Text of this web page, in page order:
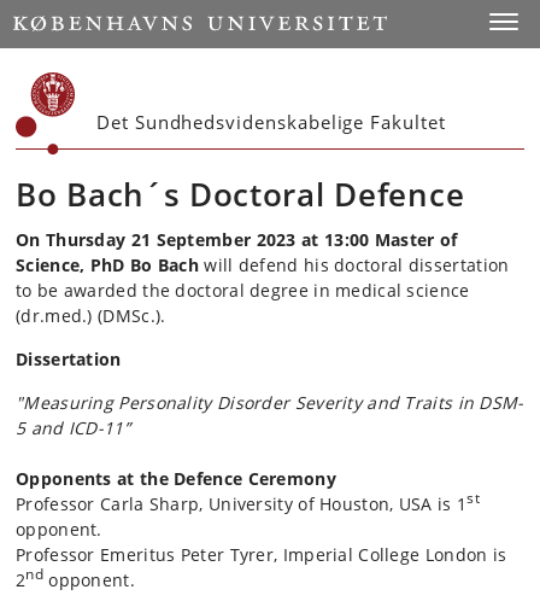
Start
Det Sundhedsvidenskabelige Fakultet
Bo Bach´s Doctoral Defence
On Thursday 21 September 2023 at 13:00 Master of
Science, PhD Bo Bachwill defend his doctoral dissertation
to be awarded the doctoral degree in medical science
(dr.med.) (DMSc.).
Dissertation
"Measuring Personality Disorder Severity and Traits in DSM-
5 and ICD-11”
Opponents at the Defence Ceremony
Professor Carla Sharp, University of Houston, USA is 1st
opponent.
Professor Emeritus Peter Tyrer, Imperial College London is
2ndopponent.